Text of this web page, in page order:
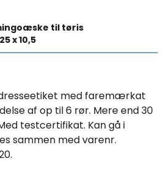
til tøris
x 10,5
med faremærkat
af op til 6 rør. Mere end 30
testcertifikat. Kan gå i
sammen med varenr.